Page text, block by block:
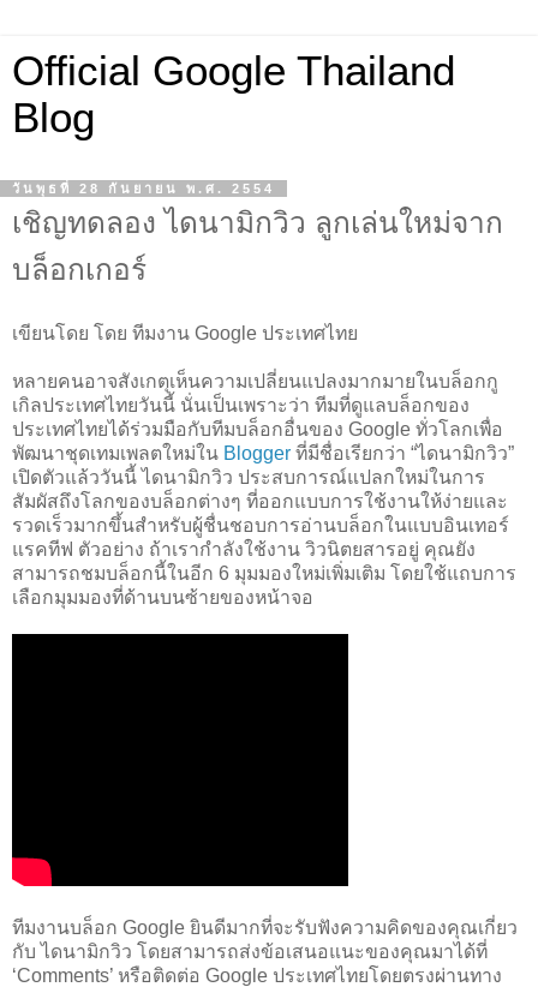
Official Google Thailand
Blog
วันพุธที่ 28 กันยายน พ.ศ. 2554
เชิญทดลอง ไดนามิกวิว ลูกเล่นใหม่จาก
บล็อกเกอร์
เขียนโดย โดย ทีมงาน Google ประเทศไทย
หลายคนอาจสังเกตุเห็นความเปลี่ยนแปลงมากมายในบล็อกกู
เกิลประเทศไทยวันนี้ นั่นเป็นเพราะว่า ทีมที่ดูแลบล็อกของ
ประเทศไทยได้ร่วมมือกับทีมบล็อกอื่นของ Google ทั่วโลกเพื่อ
พัฒนาชุดเทมเพลตใหม่ใน Blogger ที่มีชื่อเรียกว่า “ไดนามิกวิว”
เปิดตัวแล้ววันนี้ ไดนามิกวิว ประสบการณ์แปลกใหม่ในการ
สัมผัสถึงโลกของบล็อกต่างๆ ที่ออกแบบการใช้งานให้ง่ายและ
รวดเร็วมากขึ้นสำหรับผู้ชื่นชอบการอ่านบล็อกในแบบอินเทอร์
แรคทีฟ ตัวอย่าง ถ้าเรากำลังใช้งาน วิวนิตยสารอยู่ คุณยัง
สามารถชมบล็อกนี้ในอีก 6 มุมมองใหม่เพิ่มเติม โดยใช้แถบการ
เลือกมุมมองที่ด้านบนซ้ายของหน้าจอ
ทีมงานบล็อก Google ยินดีมากที่จะรับฟังความคิดของคุณเกี่ยว
กับ ไดนามิกวิว โดยสามารถส่งข้อเสนอแนะของคุณมาได้ที่
‘Comments’ หรือติดต่อ Google ประเทศไทยโดยตรงผ่านทาง